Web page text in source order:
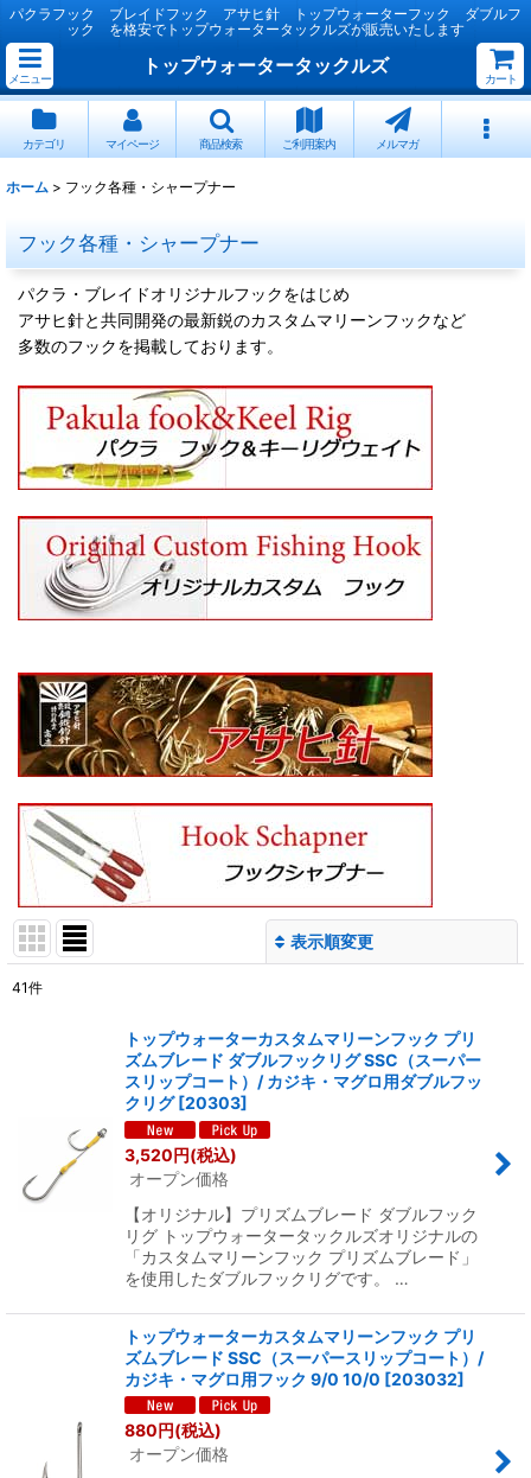
パクラフック ブレイドフック アサヒ針 トップウォーターフック ダブルフ
ック を格安でトップウォータータックルズが販売いたします
メニュー
トップウォータータックルズ
カート
カテゴリ マイページ 商品検索 ご利用案内 メルマガ
ホーム > フック各種・シャープナー
フック各種・シャープナー
パクラ・ブレイドオリジナルフックをはじめ
アサヒ針と共同開発の最新鋭のカスタムマリーンフックなど
多数のフックを掲載しております。
表示順変更
並び順
絞り込む
41件
トップウォーターカスタムマリーンフック プリ
ズムブレード ダブルフックリグ SSC（スーパー
スリップコート）/ カジキ・マグロ用ダブルフッ
クリグ[20303]
3,520円(税込)
オープン価格
【オリジナル】プリズムブレード ダブルフック
リグ トップウォータータックルズオリジナルの
「カスタムマリーンフック プリズムブレード」
を使用したダブルフックリグです。 …
トップウォーターカスタムマリーンフック プリ
ズムブレード SSC（スーパースリップコート）/
カジキ・マグロ用フック 9/0 10/0 [203032]
880円(税込)
オープン価格